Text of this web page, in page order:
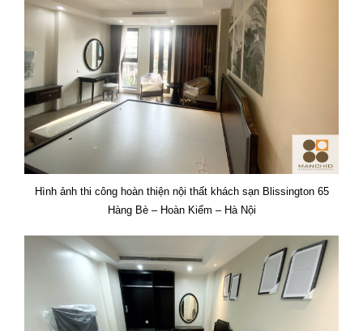
Hình ảnh thi công hoàn thiện nội thất khách sạn Blissington 65
Hàng Bè – Hoàn Kiếm – Hà Nội